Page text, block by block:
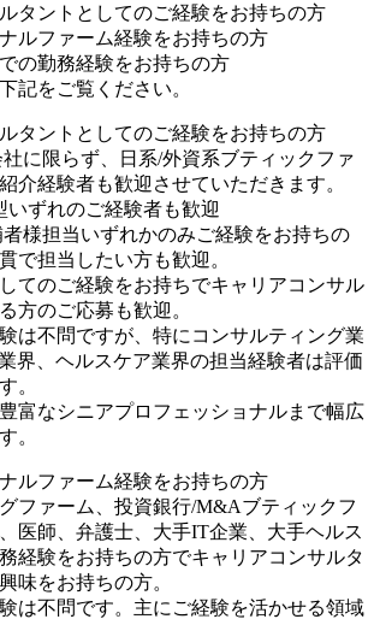
タントとしてのご経験をお持ちの方
ルファーム経験をお持ちの方
の勤務経験をお持ちの方
記をご覧ください。
タントとしてのご経験をお持ちの方
社に限らず、日系/外資系ブティックファ
介経験者も歓迎させていただきます。
いずれのご経験者も歓迎
者様担当いずれかのみご経験をお持ちの
で担当したい方も歓迎。
てのご経験をお持ちでキャリアコンサル
方のご応募も歓迎。
は不問ですが、特にコンサルティング業
界、ヘルスケア業界の担当経験者は評価
。
富なシニアプロフェッショナルまで幅広
。
ルファーム経験をお持ちの方
ファーム、投資銀行/M&Aブティックフ
医師、弁護士、大手IT企業、大手ヘルス
経験をお持ちの方でキャリアコンサルタ
味をお持ちの方。
は不問です。主にご経験を活かせる領域